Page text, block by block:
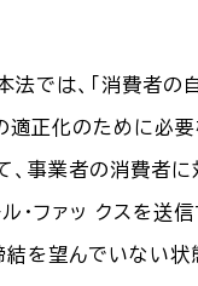
本法では、「消費者
適正化のために必要
、事業者の消費者に
・ファッ クスを送
結を望んでいない